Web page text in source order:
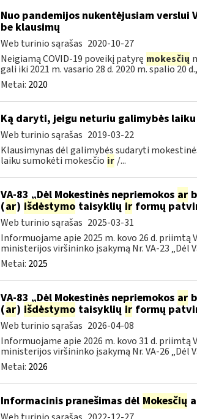
Nuo pandemijos nukentėjusiam verslui
be klausimų
Web turinio sąrašas 2020-10-27
Neigiamą COVID-19 poveikį patyrę mokesčių
gali iki 2021 m. vasario 28 d. 2020 m. spalio 20
Metai: 2020
Ką daryti, jeigu neturiu galimybės
Web turinio sąrašas 2019-03-22
Klausimynas dėl galimybės sudaryti
laiku sumokėti mokesčio ir /...
VA-83 „Dėl Mokestinės nepriemokos ar
(ar) išdėstymo taisyklių irformų
Web turinio sąrašas 2025-03-31
Informuojame apie 2025 m. kovo 26 d. priimtą
ministerijos viršininko įsakymą Nr. VA-23 „Dėl
Metai: 2025
VA-83 „Dėl Mokestinės nepriemokos ar
(ar) išdėstymo taisyklių irformų
Web turinio sąrašas 2026-04-08
Informuojame apie 2026 m. kovo 31 d. priimtą
ministerijos viršininko įsakymą Nr. VA-26 „Dėl
Metai: 2026
Informacinis pranešimas dėl Mokesčių